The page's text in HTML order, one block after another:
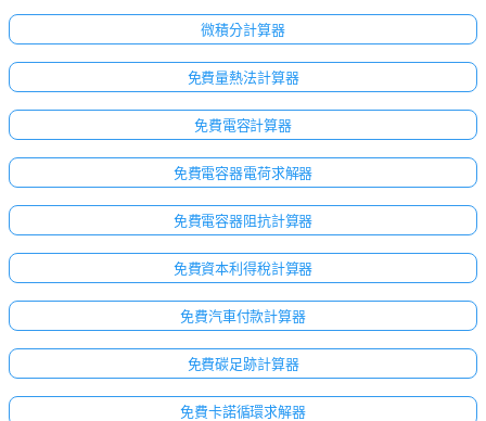
微積分計算器
免費量熱法計算器
免費電容計算器
免費電容器電荷求解器
免費電容器阻抗計算器
免費資本利得稅計算器
免費汽車付款計算器
免費碳足跡計算器
免費卡諾循環求解器